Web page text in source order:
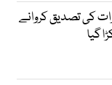
کی تصدیق کروانے
گیا